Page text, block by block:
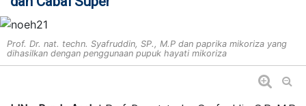
Prof. Dr. nat. techn. Syafruddin, SP., M.P dan paprika mikoriza yang
dihasilkan dengan penggunaan pupuk hayati mikoriza